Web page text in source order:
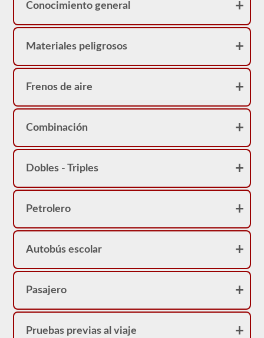
Conocimiento general
Materiales peligrosos
Frenos de aire
Combinación
Dobles - Triples
Petrolero
Autobús escolar
Pasajero
Pruebas previas al viaje